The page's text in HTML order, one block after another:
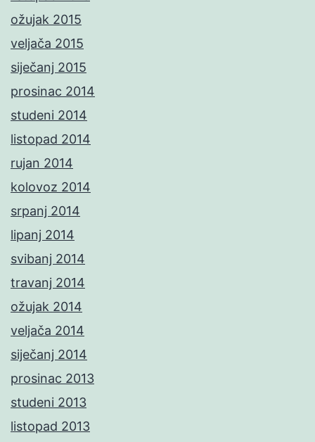
ožujak 2015
veljača 2015
siječanj 2015
prosinac 2014
studeni 2014
listopad 2014
rujan 2014
kolovoz 2014
srpanj 2014
lipanj 2014
svibanj 2014
travanj 2014
ožujak 2014
veljača 2014
siječanj 2014
prosinac 2013
studeni 2013
listopad 2013